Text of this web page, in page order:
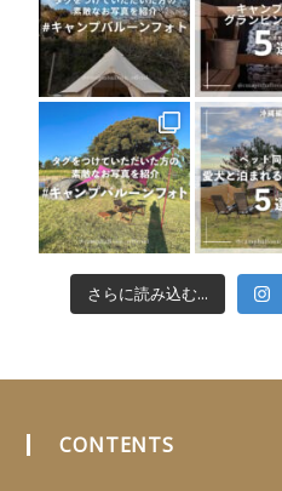
さらに読み込む...
CONTENTS